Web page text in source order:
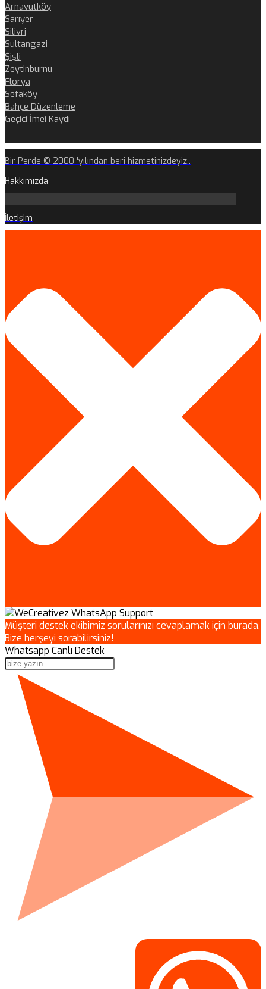
Arnavutköy
Sarıyer
Silivri
Sultangazi
Şişli
Zeytinburnu
Florya
Sefaköy
Bahçe Düzenleme
Geçici İmei Kaydı
Bir Perde © 2000 'yılından beri hizmetinizdeyiz..
Hakkımızda
İletişim
Müşteri destek ekibimiz sorularınızı cevaplamak için burada.
Bize herşeyi sorabilirsiniz!
Whatsapp Canlı Destek